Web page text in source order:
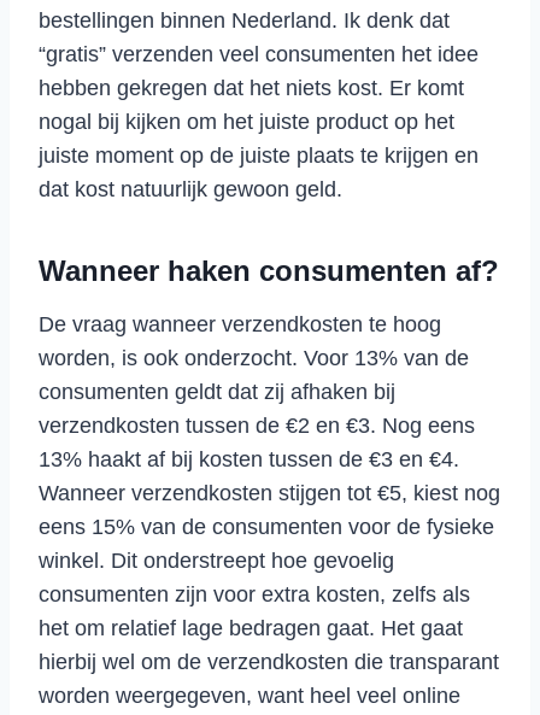
bestellingen binnen Nederland. Ik denk dat
“gratis” verzenden veel consumenten het idee
hebben gekregen dat het niets kost. Er komt
nogal bij kijken om het juiste product op het
juiste moment op de juiste plaats te krijgen en
dat kost natuurlijk gewoon geld.
Wanneer haken consumenten af?
De vraag wanneer verzendkosten te hoog
worden, is ook onderzocht. Voor 13% van de
consumenten geldt dat zij afhaken bij
verzendkosten tussen de €2 en €3. Nog eens
13% haakt af bij kosten tussen de €3 en €4.
Wanneer verzendkosten stijgen tot €5, kiest nog
eens 15% van de consumenten voor de fysieke
winkel. Dit onderstreept hoe gevoelig
consumenten zijn voor extra kosten, zelfs als
het om relatief lage bedragen gaat. Het gaat
hierbij wel om de verzendkosten die transparant
worden weergegeven, want heel veel online